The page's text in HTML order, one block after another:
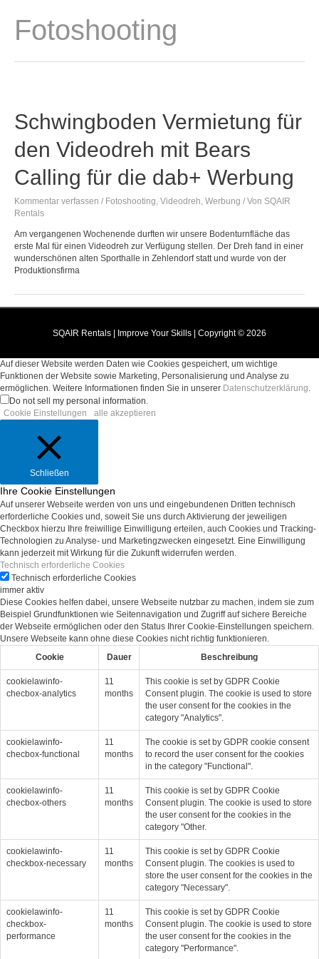
springenFotoshooting
Schwingboden Vermietung für
den Videodreh mit Bears
Calling für die dab+ Werbung
Kommentar verfassen / Fotoshooting, Videodreh, Werbung / Von SQAIR
Rentals
Am vergangenen Wochenende durften wir unsere Bodenturnfläche das
erste Mal für einen Videodreh zur Verfügung stellen. Der Dreh fand in einer
wunderschönen alten Sporthalle in Zehlendorf statt und wurde von der
Produktionsfirma
SQAIR Rentals | Improve Your Skills | Copyright © 2026
Auf dieser Website werden Daten wie Cookies gespeichert, um wichtige
Funktionen der Website sowie Marketing, Personalisierung und Analyse zu
ermöglichen. Weitere Informationen finden Sie in unserer Datenschutzerklärung
Do not sell my personal information
Cookie Einstellungen
alle akzeptieren
Schließen
Ihre Cookie Einstellungen
Auf unserer Webseite werden von uns und eingebundenen Dritten technisch
erforderliche Cookies und, soweit Sie uns durch Aktivierung der jeweiligen
Checkbox hierzu Ihre freiwillige Einwilligung erteilen, auch Cookies und Tracking-
Technologien zu Analyse- und Marketingzwecken eingesetzt. Eine Einwilligung
kann jederzeit mit Wirkung für die Zukunft widerrufen werden.
Technisch erforderliche Cookies
Technisch erforderliche Cookies
immer aktiv
Diese Cookies helfen dabei, unsere Webseite nutzbar zu machen, indem sie zum
Beispiel Grundfunktionen wie Seitennavigation und Zugriff auf sichere Bereiche
der Webseite ermöglichen oder den Status Ihrer Cookie-Einstellungen speichern.
Unsere Webseite kann ohne diese Cookies nicht richtig funktionieren.
Cookie
Dauer Beschreibung
cookielawinfo-
checbox-analytics
11
months
This cookie is set by GDPR Cookie
Consent plugin. The cookie is used to store
the user consent for the cookies in the
category "Analytics".
cookielawinfo-
checbox-functional
11
months
The cookie is set by GDPR cookie consent
to record the user consent for the cookies
in the category "Functional".
cookielawinfo-
checbox-others
11
months
This cookie is set by GDPR Cookie
Consent plugin. The cookie is used to store
the user consent for the cookies in the
category "Other.
cookielawinfo-
checkbox-necessary
11
months
This cookie is set by GDPR Cookie
Consent plugin. The cookies is used to
store the user consent for the cookies in the
category "Necessary".
cookielawinfo-
checkbox-
performance
11
months
This cookie is set by GDPR Cookie
Consent plugin. The cookie is used to store
the user consent for the cookies in the
category "Performance".